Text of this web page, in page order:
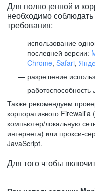
Для полноценной и
необходимо
требования:
использование
последней версии:
Chrome, Safari,
разрешение
работоспособность
Также рекомендуем
корпоративного
компьютер/локальную
интернета) или прокси-
JavaScript.
Для того чтобы